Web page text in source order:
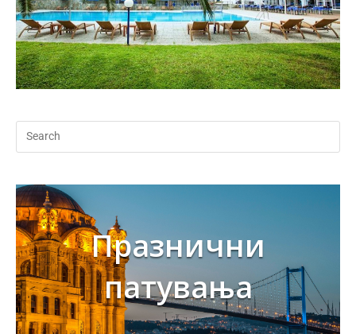
Празнични
патувања